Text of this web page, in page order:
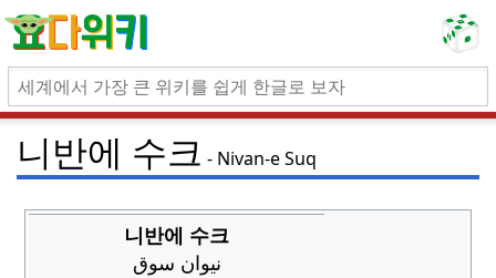
니반에 수크 Nivan-e Suq
니반에 수크
نيوان سوق